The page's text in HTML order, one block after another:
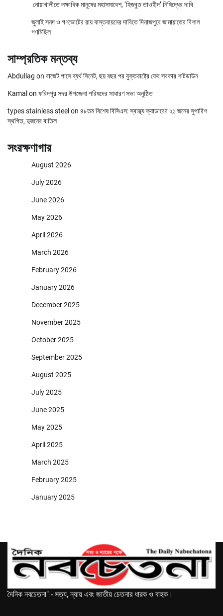
নোয়াখালীতে লক্ষাধিক মানুষের মহাসমাবেশ, ‘হিজবুত তাওহীদ’ নিষিদ্ধের দাবি
জুলাই সনদ ও গণভোটের রায় বাস্তবায়নের দাবিতে দিনাজপুরে জামায়াতের বিশাল
গণমিছিল
সাম্প্রতিক মন্তব্য
Abdullag on বাজেট পাসে ব্যর্থ সিনেট, ছয় বছর পর যুক্তরাষ্ট্রে ফের সরকার শাটডাউন
Kamal on ফরিদপুর সদর উপজেলা পরিষদের সাধারণ সভা অনুষ্ঠিত
types stainless steel on ৪৮তম বিশেষ বিসিএস: স্বাস্থ্য ক্যাডারের ২১ জনের সুপারিশ
স্থগিত, দুজনের বাতিল
সংরক্ষণাগার
August 2026
July 2026
June 2026
May 2026
April 2026
March 2026
February 2026
January 2026
December 2025
November 2025
October 2025
September 2025
August 2025
July 2025
June 2025
May 2025
April 2025
March 2025
February 2025
January 2025
দৈনিক নবচেতনা" - সত্য, ন্যায় এবং জাতীয় চেতনার ধারক ও বাহক।